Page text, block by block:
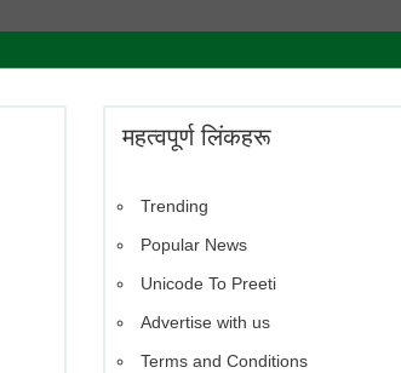
महत्वपूर्ण लिंकहरू
Trending
Popular News
Unicode To Preeti
Advertise with us
Terms and Conditions